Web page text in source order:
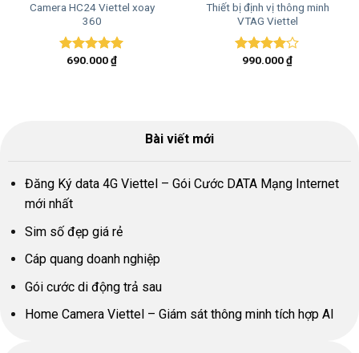
Camera HC24 Viettel xoay
360
Được xếp
690.000₫
Thiết bị định vị thông minh
VTAG Viettel
Được
990.000₫
Bài viết mới
Đăng Ký data 4G Viettel – Gói Cước DATA Mạng Internet
mới nhất
Sim số đẹp giá rẻ
Cáp quang doanh nghiệp
Gói cước di động trả sau
Home Camera Viettel – Giám sát thông minh tích hợp AI